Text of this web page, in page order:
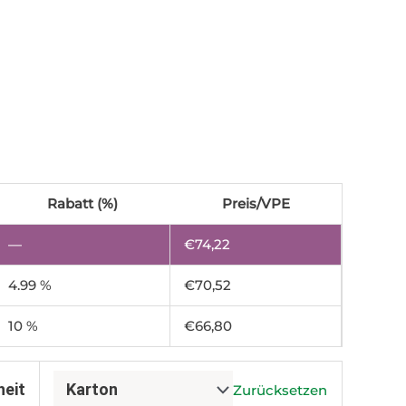
Rabatt (%) Preis/VPE
— €74,22
4.99 % €70,52
10 % €66,80
Zurücksetzen